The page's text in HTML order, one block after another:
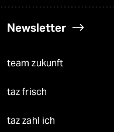
Newsletter
team zukunft
taz frisch
taz zahl ich